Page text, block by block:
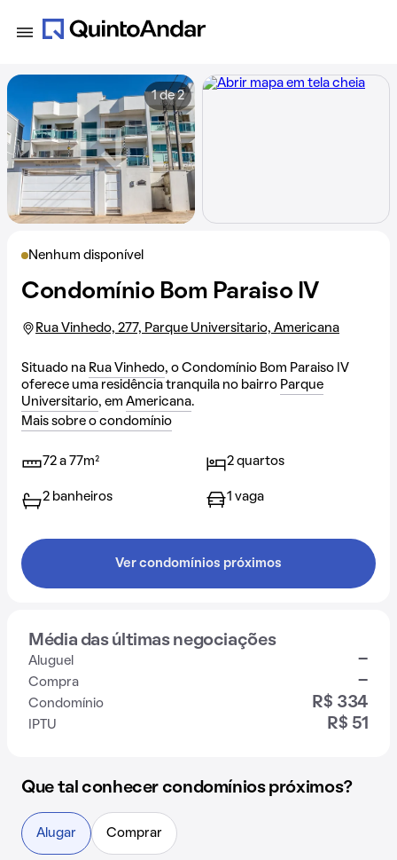
Nenhum disponível
Condomínio Bom Paraiso IV
Rua Vinhedo, 277, Parque Universitario, Americana
Situado na Rua Vinhedo, o Condomínio Bom Paraiso IV
oferece uma residência tranquila no bairro Parque
Universitario, em Americana.
Mais sobre o condomínio
72 a 77m² 2 quartos
2 banheiros 1 vaga
Ver condomínios próximos
Média das últimas negociações
Aluguel -
Compra -
Condomínio R$ 334
IPTU R$ 51
1 de 2
Que tal conhecer condomínios próximos?
Alugar Comprar